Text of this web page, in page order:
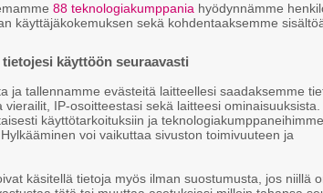
88 teknologiakumppania hyödynnämme
käyttäjäkokemuksen sekä kohdentaaksemme
käyttöön seuraavasti
ja tallennamme evästeitä laitteellesi saadaksemme
vierailit, IP-osoitteestasi sekä laitteesi
käyttötarkoituksiin ja teknologiakumppaneihimme
voi vaikuttaa sivuston toimivuuteen ja
käsitellä tietoja myös ilman suostumusta, jos niillä